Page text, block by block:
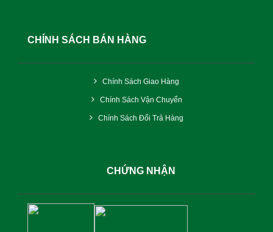
CHÍNH SÁCH BÁN HÀNG
Chính Sách Giao Hàng
Chính Sách Vận Chuyển
Chính Sách Đổi Trả Hàng
CHỨNG NHẬN